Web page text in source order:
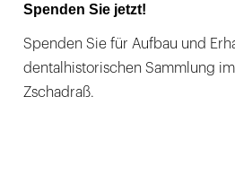
Spenden Sie jetzt!
Spenden Sie für Aufbau und
dentalhistorischen Sammlung
Zschadraß.